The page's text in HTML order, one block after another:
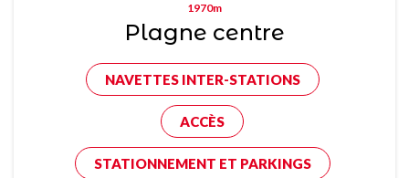
1970m
Plagne centre
NAVETTES INTER-STATIONS
ACCÈS
STATIONNEMENT ET PARKINGS